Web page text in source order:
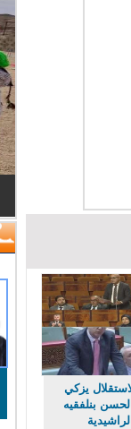
يزكي
بنلفقيه